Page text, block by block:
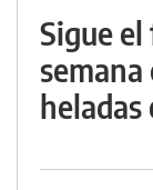
Sigue
heladas